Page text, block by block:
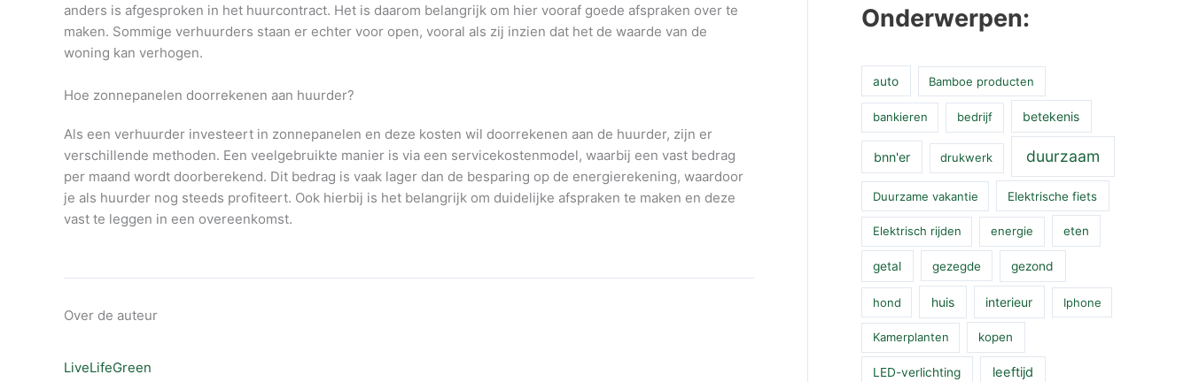
anders is afgesproken in het huurcontract. Het is daarom belangrijk om hier vooraf goede afspraken over te
maken. Sommige verhuurders staan er echter voor open, vooral als zij inzien dat het de waarde van de
woning kan verhogen.
Hoe zonnepanelen doorrekenen aan huurder?
Als een verhuurder investeert in zonnepanelen en deze kosten wil doorrekenen aan de huurder, zijn er
verschillende methoden. Een veelgebruikte manier is via een servicekostenmodel, waarbij een vast bedrag
per maand wordt doorberekend. Dit bedrag is vaak lager dan de besparing op de energierekening, waardoor
je als huurder nog steeds profiteert. Ook hierbij is het belangrijk om duidelijke afspraken te maken en deze
vast te leggen in een overeenkomst.
Over de auteur
LiveLifeGreen
Onderwerpen:
auto Bamboe producten
bankieren bedrijf betekenis
bnn'er drukwerk duurzaam
Duurzame vakantie Elektrische fiets
Elektrisch rijden energie eten
getal gezegde gezond
hond huis interieur Iphone
Kamerplanten kopen
LED-verlichting leeftijd